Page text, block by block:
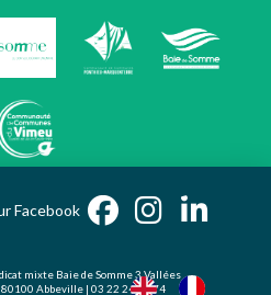
Facebook
mixte Baie de Somme 3 Vallées
80100 Abbeville | 03 22 24 40 74